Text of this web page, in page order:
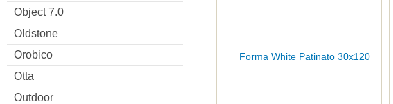
Object 7.0
Oldstone
Orobico
Otta
Outdoor